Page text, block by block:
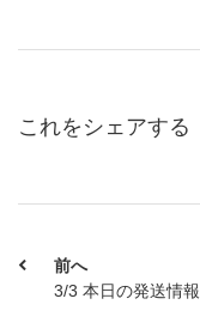
これをシェアする
前へ
3/3 本日の発送情報